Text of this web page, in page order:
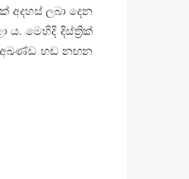
අදහස් ලබා දෙන
මෙහිදි දිස්ත්‍රික්
අඛණ්ඩ හඬ නඟන